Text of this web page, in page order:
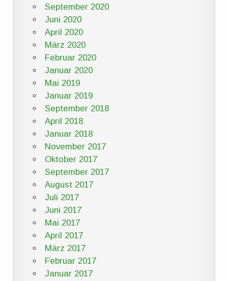
September 2020
Juni 2020
April 2020
März 2020
Februar 2020
Januar 2020
Mai 2019
Januar 2019
September 2018
April 2018
Januar 2018
November 2017
Oktober 2017
September 2017
August 2017
Juli 2017
Juni 2017
Mai 2017
April 2017
März 2017
Februar 2017
Januar 2017